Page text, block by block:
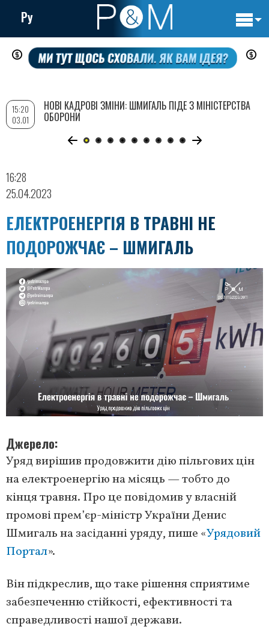
Перейти
до
вмісту
Ру
16:28
25.04.2023
ЕЛЕКТРОЕНЕРГІЯ В ТРАВНІ НЕ
ПОДОРОЖЧАЄ – ШМИГАЛЬ
Джерело
Уряд вирішив продовжити дію пільгових цін
на електроенергію на місяць — тобто до
кінця травня. Про це повідомив у власній
промові прем’єр-міністр України Денис
Шмигаль на засіданні уряду, пише «Урядовий
Портал».
Він підкреслив, що таке рішення сприятиме
забезпеченню стійкості, ефективності та
справедливості нашої держави.
15:20
03.01
НОВІ КАДРОВІ ЗМІНИ: ШМИГАЛЬ ПІДЕ З МІНІСТЕРСТВА
ОБОРОНИ